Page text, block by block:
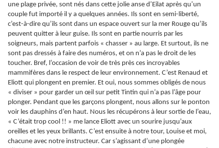
une plage privée, sont nés dans cette jolie anse d’Eilat après qu’un
couple fut importé il y a quelques années. Ils sont en semi-liberté,
c’est-à-dire qu’ils sont dans un espace ouvert sur la mer Rouge qu’ils
peuvent quitter à leur guise. Ils sont en partie nourris par les
soigneurs, mais partent parfois « chasser » au large. Et surtout, ils ne
sont pas dressés à faire des numéros, et on n’a pas le droit de les
toucher. Bref, l’occasion de voir de très près ces incroyables
mammifères dans le respect de leur environnement. C’est Renaud et
Eliott qui plongent en premier. Et oui, nous sommes obligés de nous
« diviser » pour garder un œil sur petit Tintin qui n’a pas l’âge pour
plonger. Pendant que les garçons plongent, nous allons sur le ponton
voir les dauphins d’en haut. Nous les récupérons à leur sortie de l’eau,
« C’était trop cool !! » me lance Eliott avec un sourire jusqu’aux
oreilles et les yeux brillants. C’est ensuite à notre tour, Louise et moi,
chacune avec notre instructeur. Car s’agissant d’une plongée